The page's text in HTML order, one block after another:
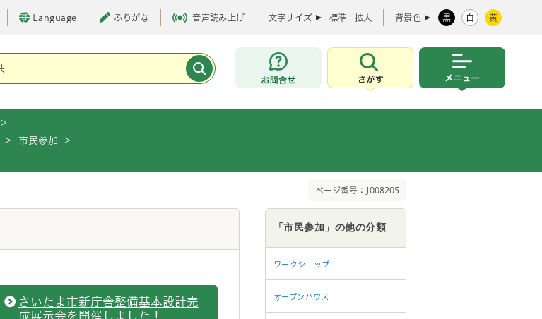
Language ふりがな 音声読み上げ 文字サイズ 標準 拡大 背景色 黒 白 黄
お問合せ
さがす
>
> 市民参加
>
ページ番号：J008205
さいたま市新庁舎整備基本設計完
成展示会を開催しました！
「市民参加」の他の分類
ワークショップ
オープンハウス